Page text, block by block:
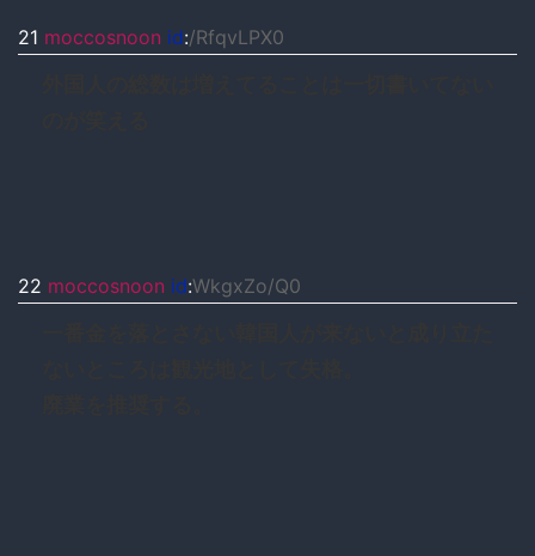
21 moccosnoon id:/RfqvLPX0
22 moccosnoon id:WkgxZo/Q0